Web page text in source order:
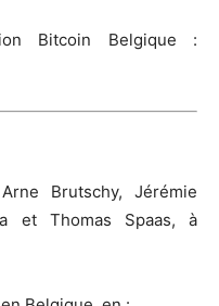
Bitcoin Belgique :
Brutschy, Jérémie
et Thomas Spaas, à